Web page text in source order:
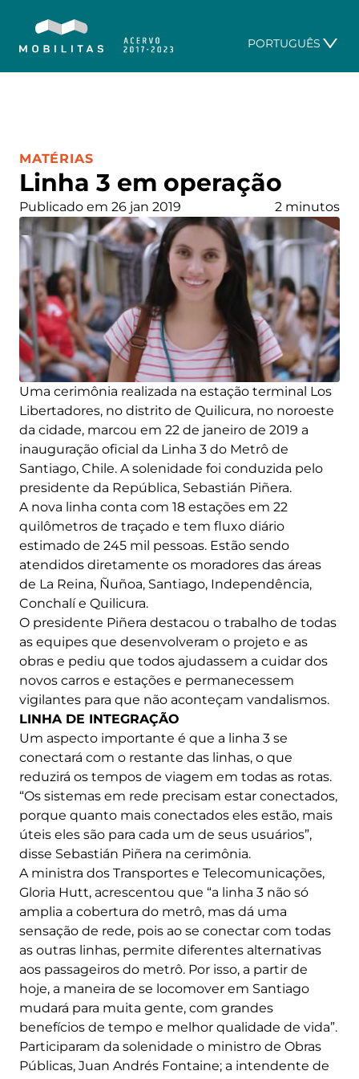
PORTUGUÊS
Linha 3 em operação
CATEGORIA:
MATÉRIAS
Publicado em 26 jan 2019 2 minutos
Uma cerimônia realizada na estação terminal Los
Libertadores, no distrito de Quilicura, no noroeste
da cidade, marcou em 22 de janeiro de 2019 a
inauguração oficial da Linha 3 do Metrô de
Santiago, Chile. A solenidade foi conduzida pelo
presidente da República, Sebastián Piñera.
A nova linha conta com 18 estações em 22
quilômetros de traçado e tem fluxo diário
estimado de 245 mil pessoas. Estão sendo
atendidos diretamente os moradores das áreas
de La Reina, Ñuñoa, Santiago, Independência,
Conchalí e Quilicura.
O presidente Piñera destacou o trabalho de todas
as equipes que desenvolveram o projeto e as
obras e pediu que todos ajudassem a cuidar dos
novos carros e estações e permanecessem
vigilantes para que não aconteçam vandalismos.
LINHA DE INTEGRAÇÃO
Um aspecto importante é que a linha 3 se
conectará com o restante das linhas, o que
reduzirá os tempos de viagem em todas as rotas.
“Os sistemas em rede precisam estar conectados,
porque quanto mais conectados eles estão, mais
úteis eles são para cada um de seus usuários”,
disse Sebastián Piñera na cerimônia.
A ministra dos Transportes e Telecomunicações,
Gloria Hutt, acrescentou que “a linha 3 não só
amplia a cobertura do metrô, mas dá uma
sensação de rede, pois ao se conectar com todas
as outras linhas, permite diferentes alternativas
aos passageiros do metrô. Por isso, a partir de
hoje, a maneira de se locomover em Santiago
mudará para muita gente, com grandes
benefícios de tempo e melhor qualidade de vida”.
Participaram da solenidade o ministro de Obras
Públicas, Juan Andrés Fontaine; a intendente de